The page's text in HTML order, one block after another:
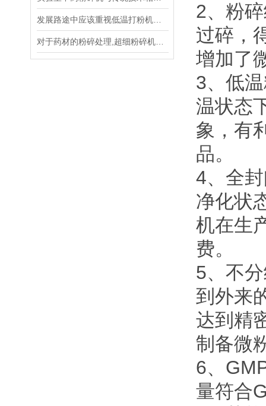
2、粉
过碎，
增加了
3、低
温状态
象，有
品。
4、全
净化状
机在生
费。
5、不
到外来
达到精
制备微
6、
量符合